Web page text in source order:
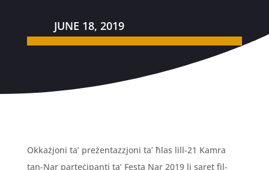
JUNE 18, 2019
Okkażjoni ta’ preżentazzjoni ta’ ħlas lill-21 Kamra
tan-Nar parteċipanti ta’ Festa Nar 2019 li saret fil-